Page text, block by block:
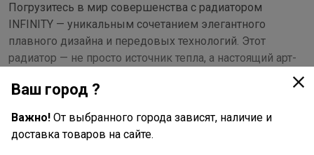
Погрузитесь в мир совершенства с радиатором
INFINITY — уникальным сочетанием элегантного
плавного дизайна и передовых технологий. Этот
радиатор — не просто источник тепла, а настоящий арт-
100% настоящий биметалл: Используются полностью
Ваш город ?
Важно! От выбранного города зависят, наличие и
доставка товаров на сайте.